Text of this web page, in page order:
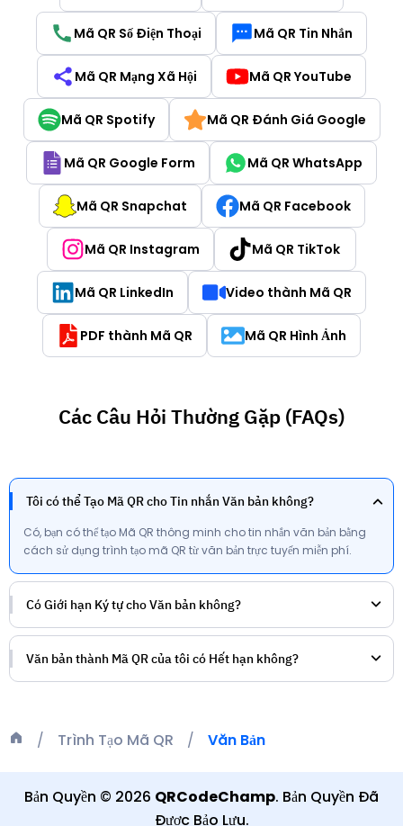
Trình Tạo Mã QR Văn Bản
Mã QR Số Điện Thoại Mã QR Tin Nhắn
Mã QR Mạng Xã Hội Mã QR YouTube
Mã QR Spotify Mã QR Đánh Giá Google
Mã QR Google Form Mã QR WhatsApp
Mã QR Snapchat Mã QR Facebook
Mã QR Instagram Mã QR TikTok
Mã QR LinkedIn Video thành Mã QR
PDF thành Mã QR Mã QR Hình Ảnh
Các Câu Hỏi Thường Gặp (FAQs)
Tôi có thể Tạo Mã QR cho Tin nhắn Văn bản không?
Có, bạn có thể tạo Mã QR thông minh cho tin nhắn văn bản bằng
cách sử dụng trình tạo mã QR từ văn bản trực tuyến miễn phí.
Có Giới hạn Ký tự cho Văn bản không?
Văn bản thành Mã QR của tôi có Hết hạn không?
Bản Quyền © 2026 QRCodeChamp. Bản Quyền Đã
Được Bảo Lưu.